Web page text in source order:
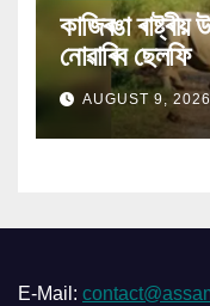
কাজিৰঙা
নোৱাৰিব ছেলফি
AUGUST 9, 2026
E-Mail: